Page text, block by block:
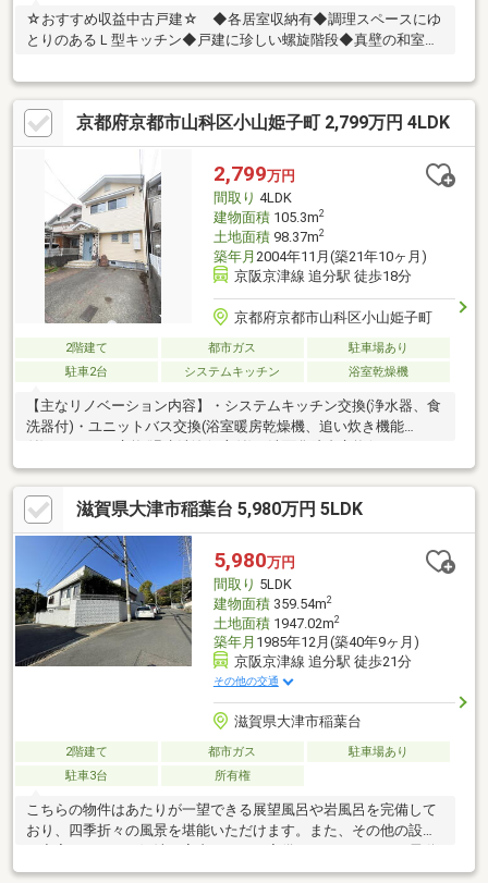
☆おすすめ収益中古戸建☆ ◆各居室収納有◆調理スペースにゆ
とりのあるＬ型キッチン◆戸建に珍しい螺旋階段◆真壁の和室
～・～・～・～・～不動産購入で失敗しないように、豊富な経験
と知識を持つ弊社がしっかりとサポートを行います。まずはお気
軽にお問い合わせください(^o^)／～・～・～・～・～・～・～・
～・～・～・～・～・～・～・～・～・～・～・～
京都府京都市山科区小山姫子町 2,799万円 4LDK
2,799万円
間取り 4LDK
建物面積105.3m2
土地面積98.37m2
築年月 2004年11月(築21年10ヶ月)
京阪京津線 追分駅 徒歩18分
京都府京都市山科区小山姫子町
2階建て 都市ガス
駐車場あり
駐車2台
システムキッチン 浴室乾燥機
【主なリノベーション内容】・システムキッチン交換(浄水器、食
洗器付)・ユニットバス交換(浴室暖房乾燥機、追い炊き機能
付) ・トイレ交換(温水洗浄便座付)・洗面化粧台交換(シャワーノ
ズル付) ・全室クロス貼替、1階フローリング上貼 ・クッショ
ンフロア貼替・外壁部分塗装 ・屋根塗装 ・給湯器交換 ・照
明機器、スイッチ、コンセント新調・ハウスクリーニング 他
【中古】×【リノベーション】ニッカ不動産おすすめ住戸♪現代に
相応しい間取り・住宅設備機器を取り入れ、生活をサポート致し
ます♪不動産ご紹介からリノベーションまで一貫サポートのニッカ
不動産にお任せ下さい！
滋賀県大津市稲葉台 5,980万円 5LDK
5,980万円
間取り 5LDK
建物面積359.54m2
土地面積1947.02m2
築年月 1985年12月(築40年9ヶ月)
京阪京津線 追分駅 徒歩21分
その他の交通
滋賀県大津市稲葉台
2階建て 都市ガス
駐車場あり
駐車3台
所有権
こちらの物件はあたりが一望できる展望風呂や岩風呂を完備して
おり、四季折々の風景を堪能いただけます。また、その他の設備
シャッターがついております。セカンドハウスとしてもお勧めで